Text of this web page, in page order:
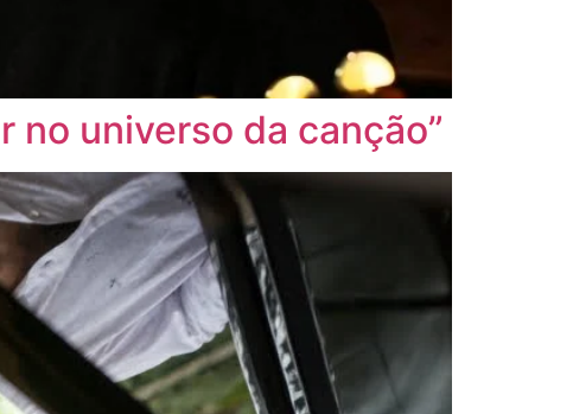
no universo da canção”